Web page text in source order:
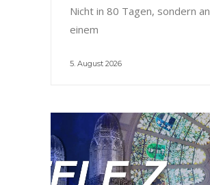
Nicht in 80 Tagen, sondern an
einem
5. August 2026